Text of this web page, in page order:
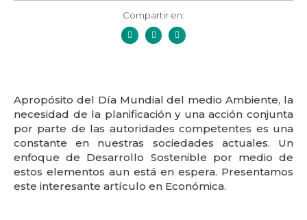
Compartir en:
Apropósito del Día Mundial del medio Ambiente, la
necesidad de la planificación y una acción conjunta
por parte de las autoridades competentes es una
constante en nuestras sociedades actuales. Un
enfoque de Desarrollo Sostenible por medio de
estos elementos aun está en espera. Presentamos
este interesante artículo en Económica.